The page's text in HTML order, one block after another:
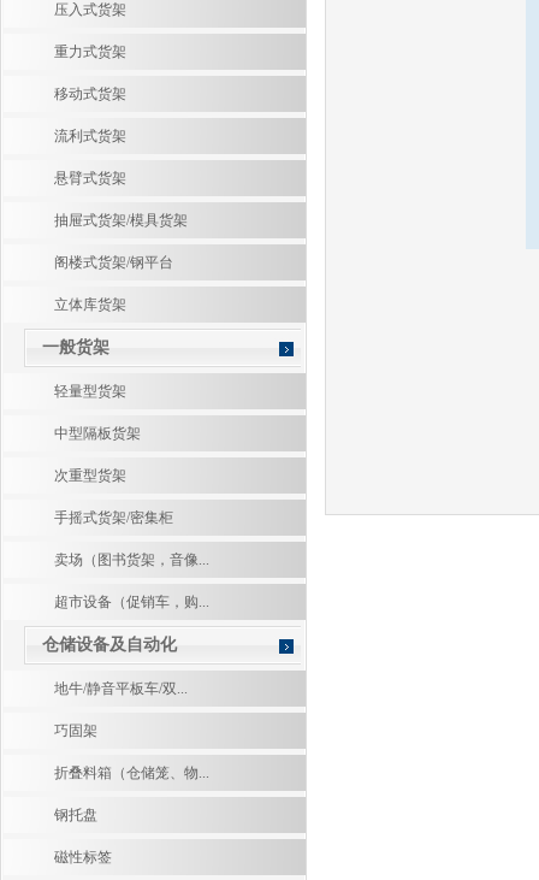
压入式货架
重力式货架
移动式货架
流利式货架
悬臂式货架
抽屉式货架/模具货架
阁楼式货架/钢平台
立体库货架
一般货架
轻量型货架
中型隔板货架
次重型货架
手摇式货架/密集柜
卖场（图书货架，音像...
超市设备（促销车，购...
仓储设备及自动化
地牛/静音平板车/双...
巧固架
折叠料箱（仓储笼、物...
钢托盘
磁性标签